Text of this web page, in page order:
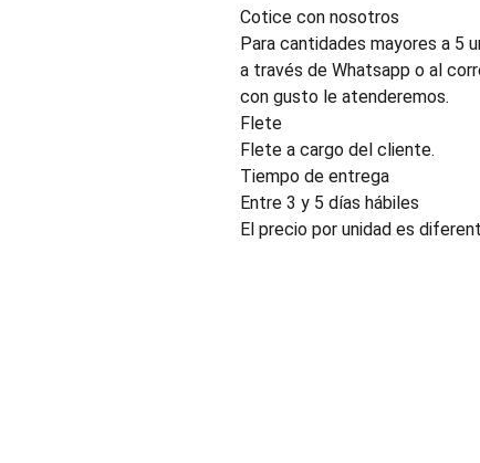
Cotice con nosotros
Para cantidades mayores a 5
a través de Whatsapp o al
con gusto le atenderemos.
Flete
Flete a cargo del cliente.
Tiempo de entrega
Entre 3 y 5 días hábiles
El precio por unidad es